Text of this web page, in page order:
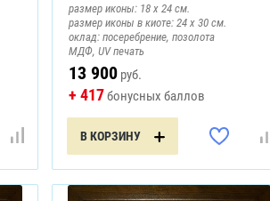
размер иконы: 18 х 24 см.
размер иконы в киоте: 24 х 30 см.
оклад: посеребрение, позолота
МДФ, UV печать
13 900 руб.
+ 417бонусных баллов
В КОРЗИНУ